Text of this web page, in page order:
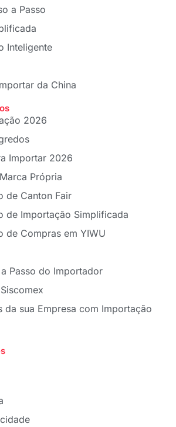
a Passo
Inteligente
da China
2026
Importar 2026
Própria
de Canton Fair
de Importação Simplificada
de Compras em YIWU
Passo do Importador
da sua Empresa com Importação